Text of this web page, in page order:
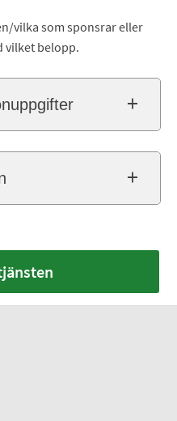
vilka som sponsrar eller
vilket belopp.